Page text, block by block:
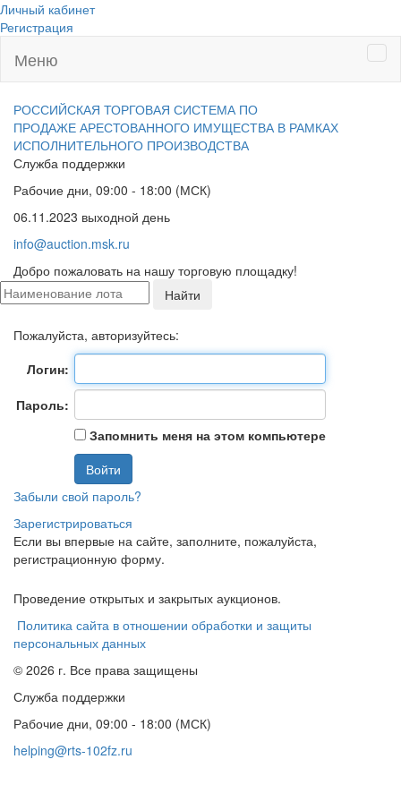
Личный кабинет
Регистрация
Меню
РОССИЙСКАЯ ТОРГОВАЯ СИСТЕМА ПО
ПРОДАЖЕ АРЕСТОВАННОГО ИМУЩЕСТВА В РАМКАХ
ИСПОЛНИТЕЛЬНОГО ПРОИЗВОДСТВА
Служба поддержки
Рабочие дни, 09:00 - 18:00 (МСК)
06.11.2023 выходной день
info@auction.msk.ru
Добро пожаловать на нашу торговую площадку!
Пожалуйста, авторизуйтесь:
Логин:
Пароль:
Запомнить меня на этом компьютере
Забыли свой пароль?
Зарегистрироваться
Если вы впервые на сайте, заполните, пожалуйста,
регистрационную форму.
Проведение открытых и закрытых аукционов.
Политика сайта в отношении обработки и защиты
персональных данных
© 2026 г. Все права защищены
Служба поддержки
Рабочие дни, 09:00 - 18:00 (МСК)
helping@rts-102fz.ru